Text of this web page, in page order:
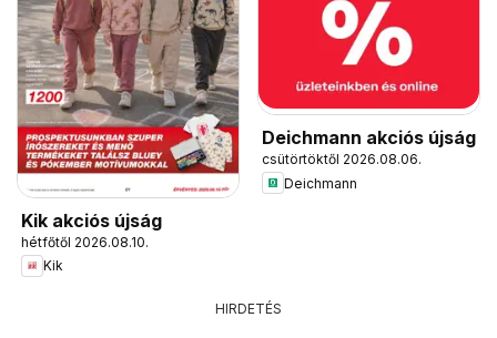
Kik akciós újság
hétfőtől 2026.08.10.
Kik
Deichmann akciós újság
csütörtöktől 2026.08.06.
Deichmann
HIRDETÉS